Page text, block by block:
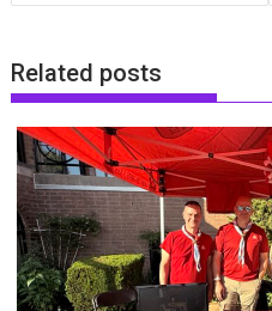
Related posts